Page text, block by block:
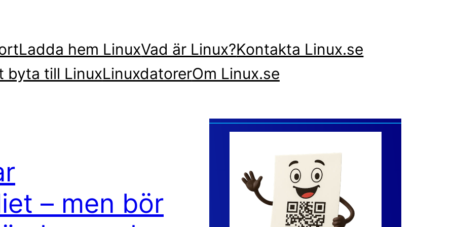
Ladda hem LinuxVad är Linux?Kontakta Linux.se
byta till LinuxLinuxdatorerOm Linux.se
– men bör